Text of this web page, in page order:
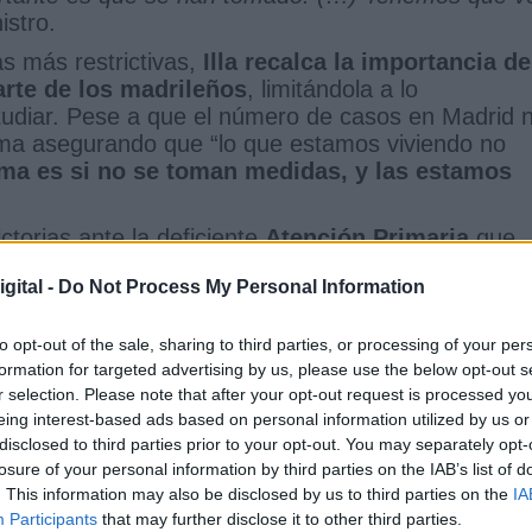
- Do Not Process My Personal Information
opt-out of the sale, sharing to third parties, or processing of your
for targeted advertising by us, please use the below opt-out
selection. Please note that after your opt-out request is processed
interest-based ads based on personal information utilized by us
to third parties prior to your opt-out. You may separately
of your personal information by third parties on the IAB’s list of
This information may also be disclosed by us to third parties on the
Participants that may further disclose it to other third parties.
más restrictivas, Illa recalca la importancia de
de los madrileños, limitándola a lo
Pese a que el número de casos en Madrid
asegurando que “lo que estamos viviendo no
es si no se toman medidas, y las estamos
ante la deficienteAtención Primariaque
Por ello, Illa ha mostrado su acuerdo
de la Comunidad de Madrid, Isabel Díaz
ofertó un 15% más de plazas de formación
ser atajadas a corto plazo, aunque hay que
a la delicada situación que vive Madrid, Illa
evitar el establecimiento de un nuevo